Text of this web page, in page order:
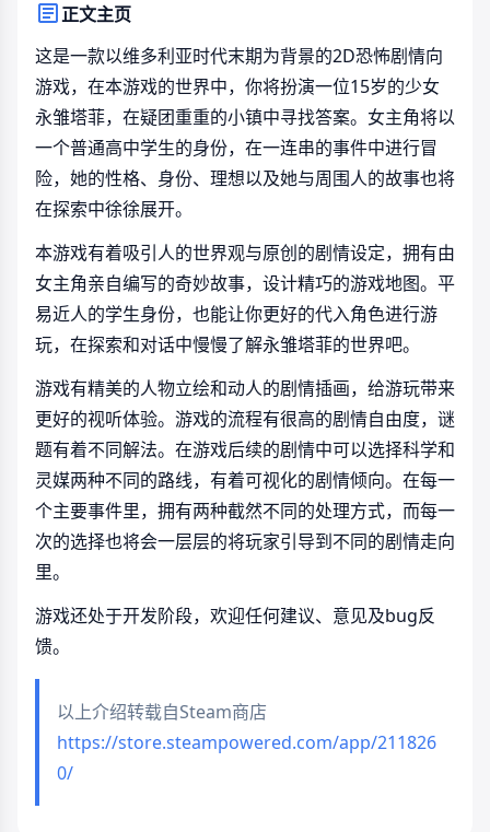
正文主页
这是一款以维多利亚时代末期为背景的2D恐怖剧情向
游戏，在本游戏的世界中，你将扮演一位15岁的少女
永雏塔菲，在疑团重重的小镇中寻找答案。女主角将以
一个普通高中学生的身份，在一连串的事件中进行冒
险，她的性格、身份、理想以及她与周围人的故事也将
在探索中徐徐展开。
本游戏有着吸引人的世界观与原创的剧情设定，拥有由
女主角亲自编写的奇妙故事，设计精巧的游戏地图。平
易近人的学生身份，也能让你更好的代入角色进行游
玩，在探索和对话中慢慢了解永雏塔菲的世界吧。
游戏有精美的人物立绘和动人的剧情插画，给游玩带来
更好的视听体验。游戏的流程有很高的剧情自由度，谜
题有着不同解法。在游戏后续的剧情中可以选择科学和
灵媒两种不同的路线，有着可视化的剧情倾向。在每一
个主要事件里，拥有两种截然不同的处理方式，而每一
次的选择也将会一层层的将玩家引导到不同的剧情走向
里。
游戏还处于开发阶段，欢迎任何建议、意见及bug反
馈。
以上介绍转载自Steam商店
https://store.steampowered.com/app/211826
0/